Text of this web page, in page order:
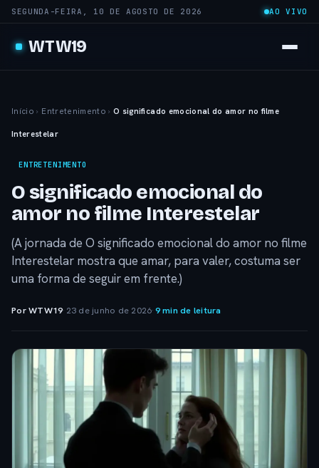
SEGUNDA-FEIRA, 10 DE AGOSTO DE 2026 AO VIVO
WTW19
Início › Entretenimento › O significado emocional do amor no filme
Interestelar
ENTRETENIMENTO
O significado emocional do
amor no filme Interestelar
(A jornada de O significado emocional do amor no filme
Interestelar mostra que amar, para valer, costuma ser
uma forma de seguir em frente.)
Por WTW19· 23 de junho de 2026·9 min de leitura